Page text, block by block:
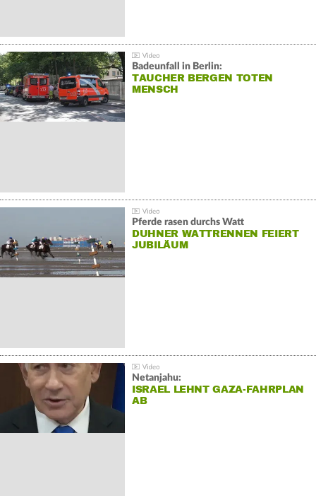
Badeunfall in Berlin:
TAUCHER BERGEN TOTEN
MENSCH
Pferde rasen durchs Watt
DUHNER WATTRENNEN FEIERT
JUBILÄUM
Netanjahu:
ISRAEL LEHNT GAZA-FAHRPLAN
AB